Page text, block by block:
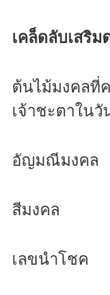
เคล็ดลับเสริม
ต้นไม้มงคลที่
เจ้าชะตาใน
อัญมณีมงคล
สีมงคล เ
เลขนำโช